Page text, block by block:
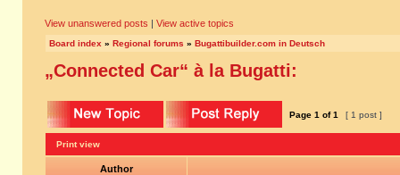
View unanswered posts | View active topics
Board index » Regional forums » Bugattibuilder.com in Deutsch
„Connected Car“ à la Bugatti:
Page 1 of1 [ 1 post ]
Print view
Author